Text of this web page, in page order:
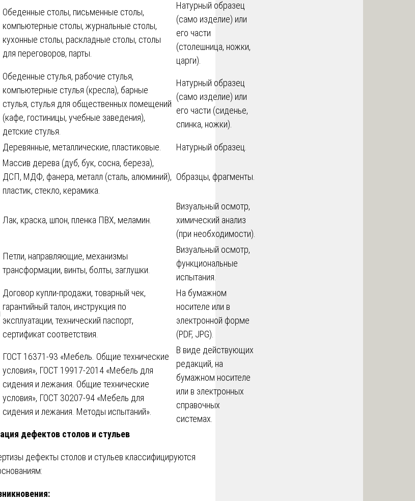
Обеденные столы, письменные столы,
компьютерные столы, журнальные столы,
кухонные столы, раскладные столы, столы
для переговоров, парты.
Натурный образец
(само изделие) или
его части
(столешница, ножки,
царги).
Обеденные стулья, рабочие стулья,
компьютерные стулья (кресла), барные
стулья, стулья для общественных помещений
(кафе, гостиницы, учебные заведения),
детские стулья.
Натурный образец
(само изделие) или
его части (сиденье,
спинка, ножки).
Деревянные, металлические, пластиковые. Натурный образец.
Массив дерева (дуб, бук, сосна, береза),
ДСП, МДФ, фанера, металл (сталь, алюминий),
пластик, стекло, керамика.
Образцы, фрагменты.
Лак, краска, шпон, пленка ПВХ, меламин.
Визуальный осмотр,
химический анализ
(при необходимости).
Петли, направляющие, механизмы
трансформации, винты, болты, заглушки.
Визуальный осмотр,
функциональные
испытания.
Договор купли-продажи, товарный чек,
гарантийный талон, инструкция по
эксплуатации, технический паспорт,
сертификат соответствия.
На бумажном
носителе или в
электронной форме
(PDF, JPG).
ГОСТ 16371-93 «Мебель. Общие технические
условия», ГОСТ 19917-2014 «Мебель для
сидения и лежания. Общие технические
условия», ГОСТ 30207-94 «Мебель для
сидения и лежания. Методы испытаний».
В виде действующих
редакций, на
бумажном носителе
или в электронных
справочных
системах.
дефектов столов и стульев
дефекты столов и стульев классифицируются